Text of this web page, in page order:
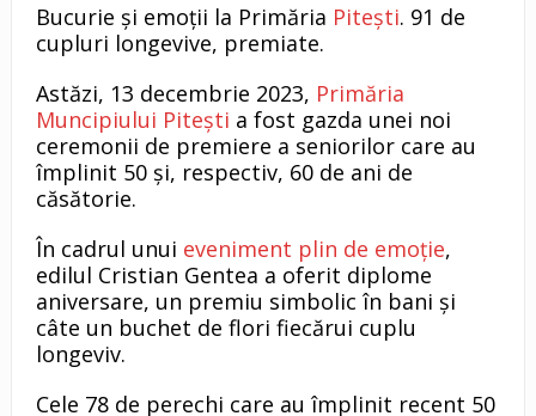
Bucurie și emoții la Primăria Pitești. 91 de
cupluri longevive, premiate.
Astăzi, 13 decembrie 2023, Primăria
Muncipiului Pitești a fost gazda unei noi
ceremonii de premiere a seniorilor care au
împlinit 50 și, respectiv, 60 de ani de
căsătorie.
În cadrul unui eveniment plin de emoție,
edilul Cristian Gentea a oferit diplome
aniversare, un premiu simbolic în bani și
câte un buchet de flori fiecărui cuplu
longeviv.
Cele 78 de perechi care au împlinit recent 50